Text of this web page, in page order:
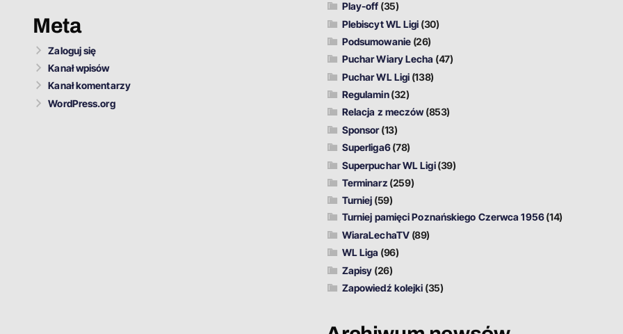
Meta
Zaloguj się
Kanał wpisów
Kanał komentarzy
WordPress.org
Play-off (35)
Plebiscyt WL Ligi (30)
Podsumowanie(26)
Puchar Wiary Lecha (47)
Puchar WL Ligi (138)
Regulamin(32)
Relacja z meczów(853)
Sponsor(13)
Superliga6(78)
Superpuchar WL Ligi(39)
Terminarz (259)
Turniej (59)
Turniej pamięci Poznańskiego Czerwca 1956(14)
WiaraLechaTV(89)
WL Liga (96)
Zapisy (26)
Zapowiedź kolejki (35)